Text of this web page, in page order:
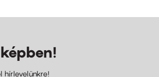
hírlevelünkre!